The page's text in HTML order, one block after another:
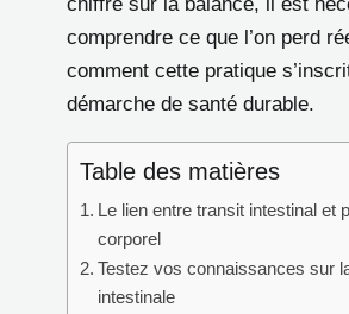
comprendre ce que l’on perd
comment cette pratique
démarche de santé durable.
Table des matières
Le lien entre transit intestinal et
corporel
Testez vos connaissances sur
intestinale